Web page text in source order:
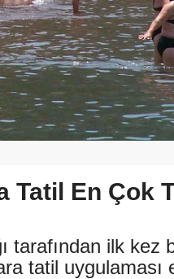
Tatil En Çok
tarafından ilk kez
tatil